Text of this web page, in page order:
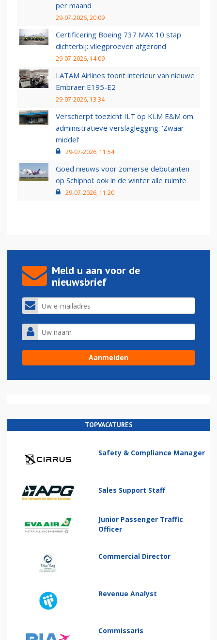
per maand
29-07-2026, 20:09
Certificering Boeing 737 MAX 10 stap
dichterbij: vliegproeven afgerond
29-07-2026, 14:09
LATAM Airlines toont interieur van nieuwe
Embraer E195-E2
29-07-2026, 13:34
Verscherpt toezicht ILT op KLM E&M om
administratieve verslaglegging: ‘Zwaar
middel’
29-07-2026, 11:54
Goed nieuws voor zomerse debutanten
op Schiphol: ook in de winter alle ruimte
29-07-2026, 11:20
Meld u aan voor de
nieuwsbrief
TOPVACATURES
Safety & Compliance Manager
Sales Support Staff
Junior Passenger Traffic
Officer
Commercial Director
Revenue Analyst
Commissaris